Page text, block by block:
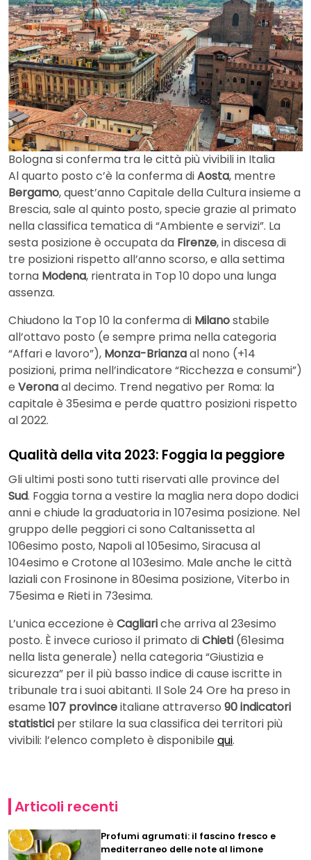
Bologna si conferma tra le città più vivibili in Italia
Al quarto posto c’è la conferma diAosta, mentre
Bergamo, quest’anno Capitale della Cultura insieme a
Brescia, sale al quinto posto, specie grazie al primato
nella classifica tematica di “Ambiente e servizi”. La
sesta posizione è occupata da Firenze, in discesa di
tre posizioni rispetto all’anno scorso, e alla settima
torna Modena, rientrata in Top 10 dopo una lunga
assenza.
Chiudono la Top 10 la conferma di Milanostabile
all’ottavo posto (e sempre prima nella categoria
“Affari e lavoro”), Monza-Brianzaal nono (+14
posizioni, prima nell’indicatore “Ricchezza e consumi”)
e Veronaal decimo. Trend negativo per Roma: la
capitale è 35esima e perde quattro posizioni rispetto
al 2022.
Qualità della vita 2023: Foggia la peggiore
Gli ultimi posti sono tutti riservati alle province del
Sud. Foggia torna a vestire la maglia nera dopo dodici
anni e chiude la graduatoria in 107esima posizione. Nel
gruppo delle peggiori ci sono Caltanissetta al
106esimo posto, Napoli al 105esimo, Siracusa al
104esimo e Crotone al 103esimo. Male anche le città
laziali con Frosinone in 80esima posizione, Viterbo in
75esima e Rieti in 73esima.
L’unica eccezione è Cagliariche arriva al 23esimo
posto. È invece curioso il primato diChieti (61esima
nella lista generale) nella categoria “Giustizia e
sicurezza” per il più basso indice di cause iscritte in
tribunale tra i suoi abitanti. Il Sole 24 Ore ha preso in
esame 107 provinceitaliane attraverso 90 indicatori
statistici per stilare la sua classifica dei territori più
vivibili: l’elenco completo è disponibile qui.
Articoli recenti
Profumi agrumati: il fascino fresco e
mediterraneo delle note al limone